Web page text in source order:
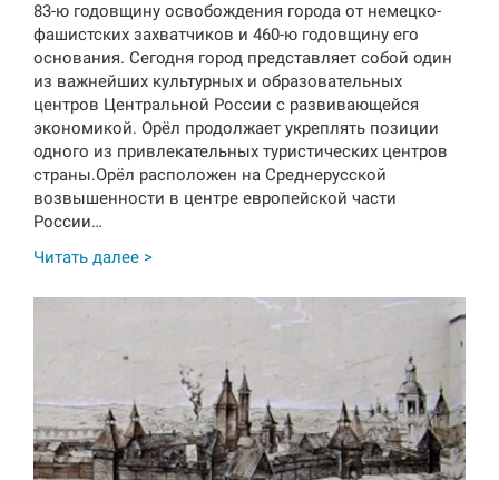
83-ю годовщину освобождения города от немецко-
фашистских захватчиков и 460-ю годовщину его
основания. Сегодня город представляет собой один
из важнейших культурных и образовательных
центров Центральной России с развивающейся
экономикой. Орёл продолжает укреплять позиции
одного из привлекательных туристических центров
страны.Орёл расположен на Среднерусской
возвышенности в центре европейской части
России…
Читать далее >